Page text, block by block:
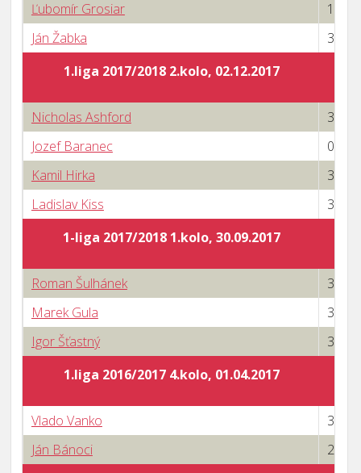
Ľubomír Grosiar
1 : 3
Ján Žabka
3 : 0
1.liga 2017/2018 2.kolo, 02.12.2017
Nicholas Ashford
3 : 1
Jozef Baranec
0 : 3
Kamil Hirka
3 : 1
Ladislav Kiss
3 : 2
1-liga 2017/2018 1.kolo, 30.09.2017
Roman Šulhánek
3 : 0
Marek Gula
3 : 0
Igor Šťastný
3 : 1
1.liga 2016/2017 4.kolo, 01.04.2017
Vlado Vanko
3 : 0
Ján Bánoci
2 : 3